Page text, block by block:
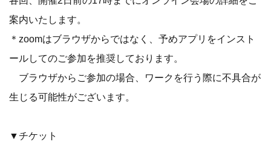
案内いたします。
＊zoomはブラウザからではなく、予めアプリをインスト
ールしてのご参加を推奨しております。
ブラウザからご参加の場合、ワークを行う際に不具合が
生じる可能性がございます。
▼チケット